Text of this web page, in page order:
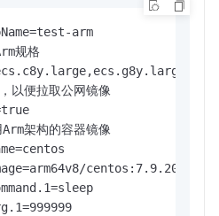
arm
规格
以便拉取公网镜像
架构的容器镜像
centos:7.9.2009